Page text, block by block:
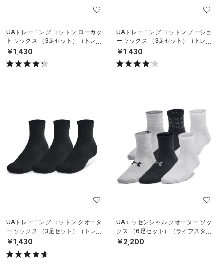
UAトレーニング コットン ローカッ
ト ソックス （3足セット）（トレー
ニング/UNISEX）
￥1,430
UAトレーニング コットン ノーショ
ー ソックス （3足セット）（トレー
ニング/UNISEX）
￥1,430
UAトレーニング コットン クオータ
ー ソックス （3足セット）（トレー
ニング/UNISEX）
￥1,430
UAエッセンシャル クオーター ソッ
クス （6足セット）（ライフスタイ
ル/KIDS）
￥2,200